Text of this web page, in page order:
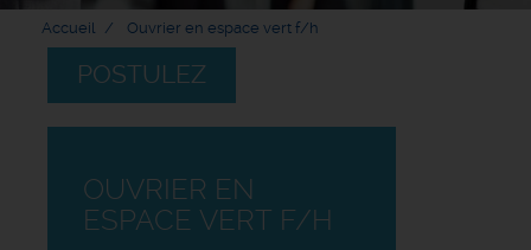
Accueil Ouvrier en espace vert f/h
POSTULEZ
OUVRIER EN
ESPACE VERT F/H